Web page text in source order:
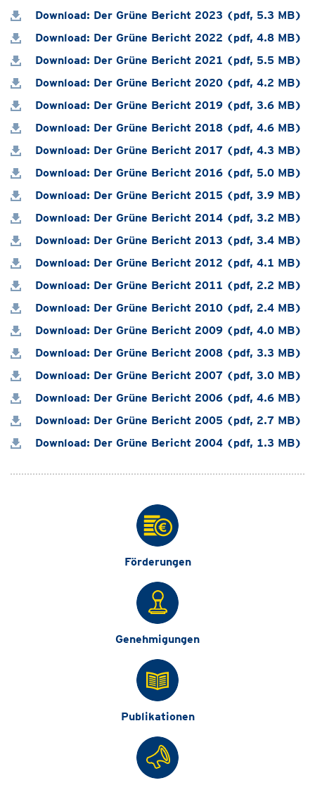
Download: Der Grüne Bericht 2023 (pdf, 5.3 MB)
Download: Der Grüne Bericht 2022 (pdf, 4.8 MB)
Download: Der Grüne Bericht 2021 (pdf, 5.5 MB)
Download: Der Grüne Bericht 2020 (pdf, 4.2 MB)
Download: Der Grüne Bericht 2019 (pdf, 3.6 MB)
Download: Der Grüne Bericht 2018 (pdf, 4.6 MB)
Download: Der Grüne Bericht 2017 (pdf, 4.3 MB)
Download: Der Grüne Bericht 2016 (pdf, 5.0 MB)
Download: Der Grüne Bericht 2015 (pdf, 3.9 MB)
Download: Der Grüne Bericht 2014 (pdf, 3.2 MB)
Download: Der Grüne Bericht 2013 (pdf, 3.4 MB)
Download: Der Grüne Bericht 2012 (pdf, 4.1 MB)
Download: Der Grüne Bericht 2011 (pdf, 2.2 MB)
Download: Der Grüne Bericht 2010 (pdf, 2.4 MB)
Download: Der Grüne Bericht 2009 (pdf, 4.0 MB)
Download: Der Grüne Bericht 2008 (pdf, 3.3 MB)
Download: Der Grüne Bericht 2007 (pdf, 3.0 MB)
Download: Der Grüne Bericht 2006 (pdf, 4.6 MB)
Download: Der Grüne Bericht 2005 (pdf, 2.7 MB)
Download: Der Grüne Bericht 2004 (pdf, 1.3 MB)
Förderungen
Genehmigungen
Publikationen